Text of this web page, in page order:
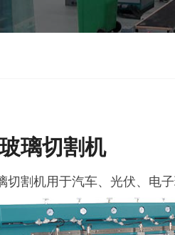
璃切割机
切割机用于汽车、光伏、电